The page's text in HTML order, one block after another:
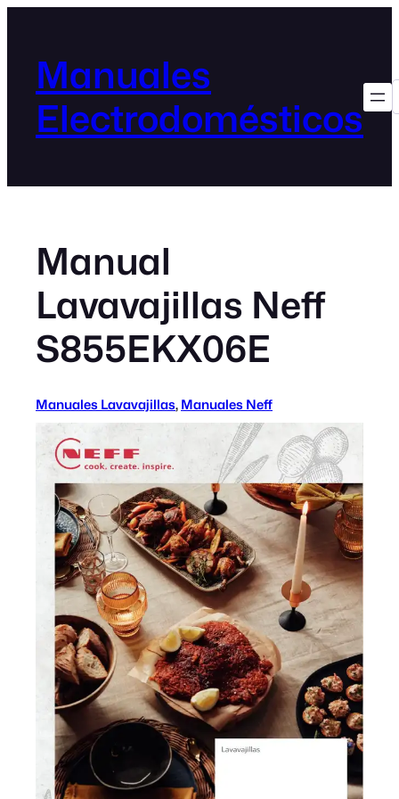
Manuales
Electrodomésticos
Manual
Lavavajillas Neff
S855EKX06E
Manuales Lavavajillas, Manuales Neff